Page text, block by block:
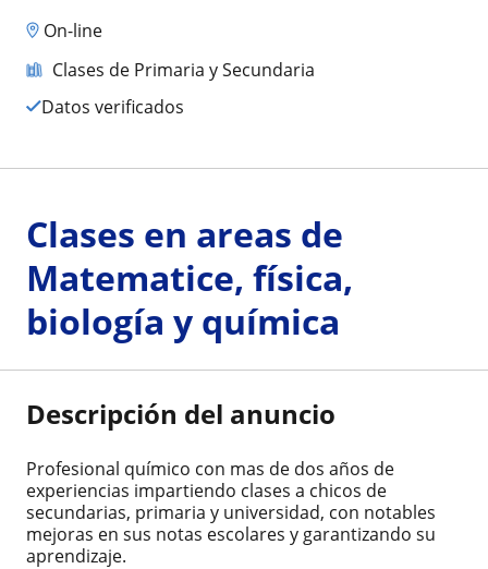
On-line
Clases de Primaria y Secundaria
Datos verificados
Clases en areas de
Matematice, física,
biología y química
Descripción del anuncio
Profesional químico con mas de dos años de
experiencias impartiendo clases a chicos de
secundarias, primaria y universidad, con notables
mejoras en sus notas escolares y garantizando su
aprendizaje.